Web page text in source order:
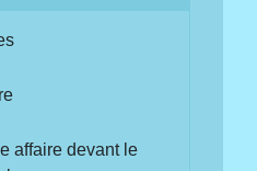
affaire devant le